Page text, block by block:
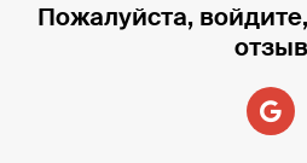
Пожалуйста,
отзыв